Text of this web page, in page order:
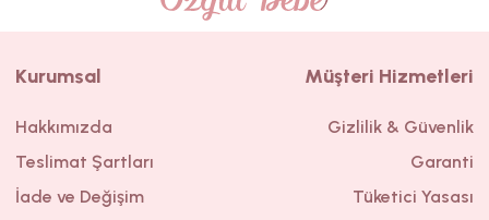
Kurumsal
Hakkımızda
Teslimat Şartları
İade ve Değişim
Müşteri Hizmetleri
Gizlilik & Güvenlik
Garanti
Tüketici Yasası